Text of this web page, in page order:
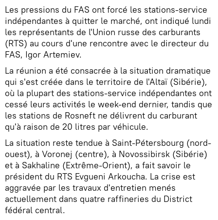
Les pressions du FAS ont forcé les stations-service
indépendantes à quitter le marché, ont indiqué lundi
les représentants de l'Union russe des carburants
(RTS) au cours d'une rencontre avec le directeur du
FAS, Igor Artemiev.
La réunion a été consacrée à la situation dramatique
qui s'est créée dans le territoire de l'Altaï (Sibérie),
où la plupart des stations-service indépendantes ont
cessé leurs activités le week-end dernier, tandis que
les stations de Rosneft ne délivrent du carburant
qu'à raison de 20 litres par véhicule.
La situation reste tendue à Saint-Pétersbourg (nord-
ouest), à Voronej (centre), à Novossibirsk (Sibérie)
et à Sakhaline (Extrême-Orient), a fait savoir le
président du RTS Evgueni Arkoucha. La crise est
aggravée par les travaux d'entretien menés
actuellement dans quatre raffineries du District
fédéral central.